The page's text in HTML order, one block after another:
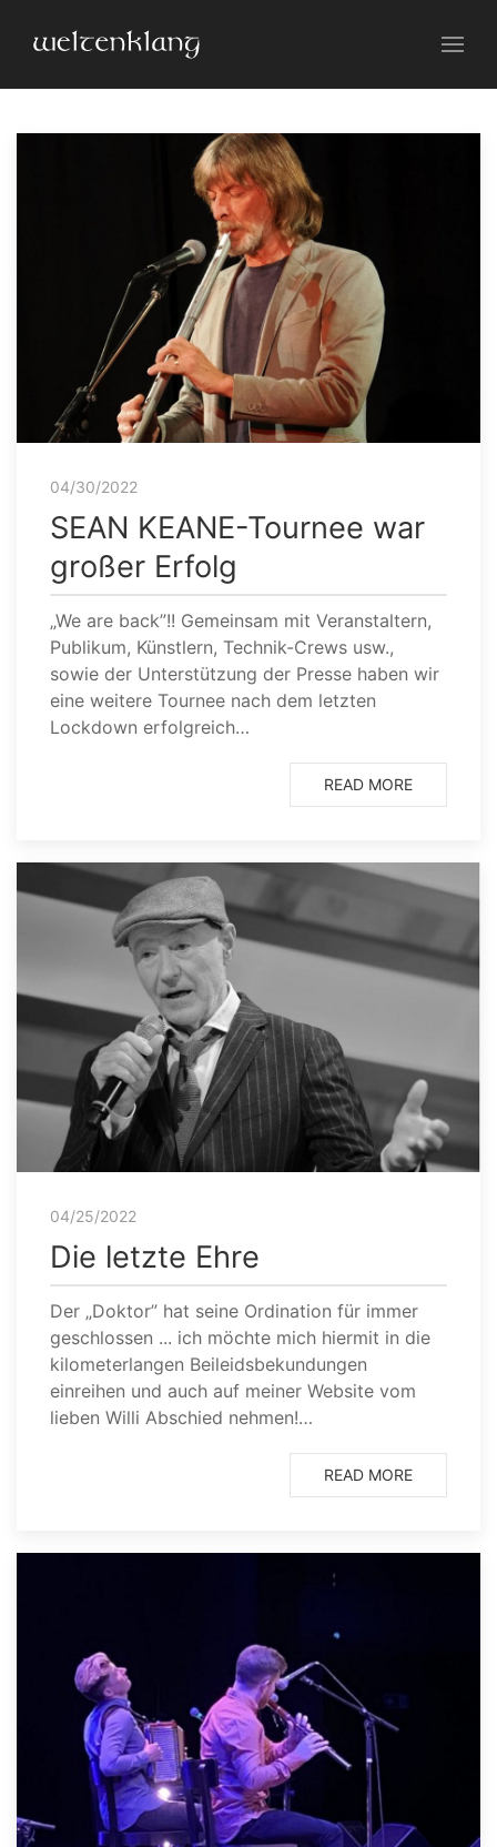
04/30/2022
SEAN KEANE-Tournee war
großer Erfolg
„We are back”!! Gemeinsam mit Veranstaltern,
Publikum, Künstlern, Technik-Crews usw.,
sowie der Unterstützung der Presse haben wir
eine weitere Tournee nach dem letzten
Lockdown erfolgreich…
READ MORE
04/25/2022
Die letzte Ehre
Der „Doktor” hat seine Ordination für immer
geschlossen ... ich möchte mich hiermit in die
kilometerlangen Beileidsbekundungen
einreihen und auch auf meiner Website vom
lieben Willi Abschied nehmen!…
READ MORE